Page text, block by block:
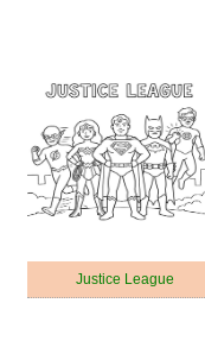
Justice League